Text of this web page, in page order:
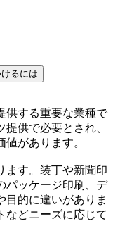
るには
供する重要な業種で
供で必要とされ、
があります。
ます。装丁や新聞印
パッケージ印刷、デ
目的に違いがありま
などニーズに応じて